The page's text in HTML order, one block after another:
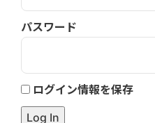
パスワード
ログイン情報を保存